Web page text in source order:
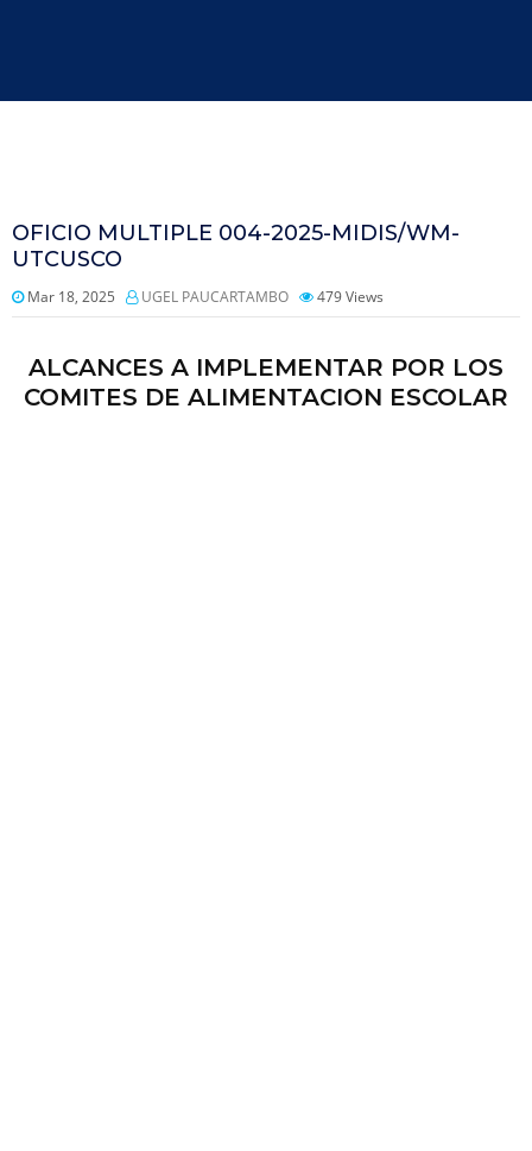
OFICIO MULTIPLE 004-2025-MIDIS/WM-
UTCUSCO
Mar 18, 2025 UGEL PAUCARTAMBO 479Views
ALCANCES A IMPLEMENTAR POR LOS
COMITES DE ALIMENTACION ESCOLAR